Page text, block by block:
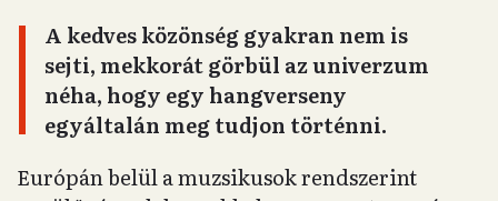
A kedves közönség gyakran nem is
sejti, mekkorát görbül az univerzum
néha, hogy egy hangverseny
egyáltalán meg tudjon történni.
Európán belül a muzsikusok rendszerint